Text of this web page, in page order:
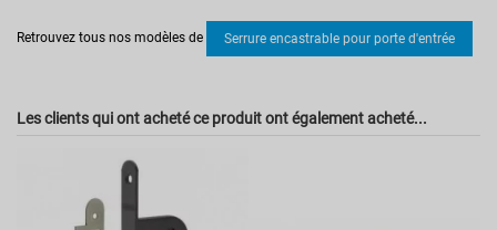
0.28
Trou de cylindre
Garantie 5 ans
Entr'axes de fixation
Retrouvez tous nos modèles de
Serrure encastrable pour porte d'entrée
Les clients qui ont acheté ce produit ont également acheté...